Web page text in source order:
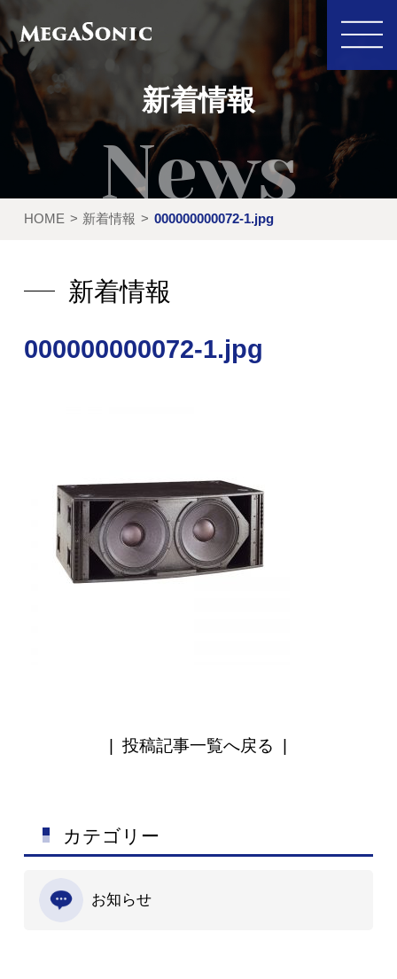
私たちにできること
イベント実績
レンタル製品
運営会社
新着情報
新着情報
HOME 新着情報 000000000072-1.jpg
新着情報
カテゴリー
お知らせ
000000000072-1.jpg
|投稿記事一覧へ戻る |